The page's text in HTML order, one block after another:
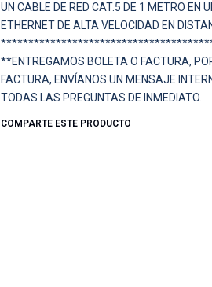
UN CABLE DE RED CAT.5 DE 1 METRO EN
ETHERNET DE ALTA VELOCIDAD EN
**ENTREGAMOS BOLETA O FACTURA,
FACTURA, ENVÍANOS UN MENSAJE
TODAS LAS PREGUNTAS DE INMEDIATO.
COMPARTE ESTE PRODUCTO